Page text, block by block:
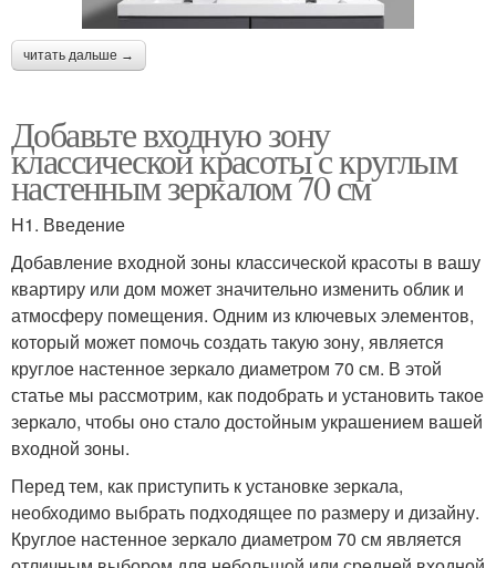
читать дальше →
Добавьте входную зону
классической красоты с круглым
настенным зеркалом 70 см
H1. Введение
Добавление входной зоны классической красоты в вашу
квартиру или дом может значительно изменить облик и
атмосферу помещения. Одним из ключевых элементов,
который может помочь создать такую зону, является
круглое настенное зеркало диаметром 70 см. В этой
статье мы рассмотрим, как подобрать и установить такое
зеркало, чтобы оно стало достойным украшением вашей
входной зоны.
Перед тем, как приступить к установке зеркала,
необходимо выбрать подходящее по размеру и дизайну.
Круглое настенное зеркало диаметром 70 см является